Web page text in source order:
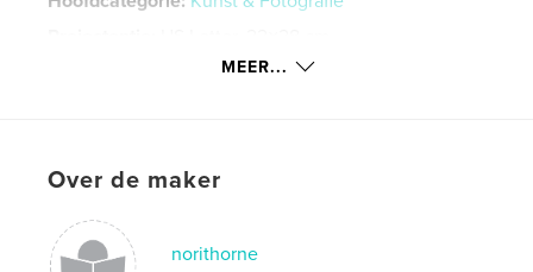
Trefwoorden
MEER...
Over de maker
norithorne